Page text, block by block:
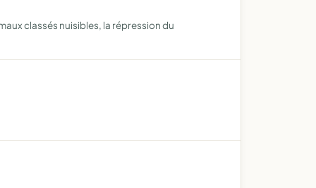
classés nuisibles, la répression du